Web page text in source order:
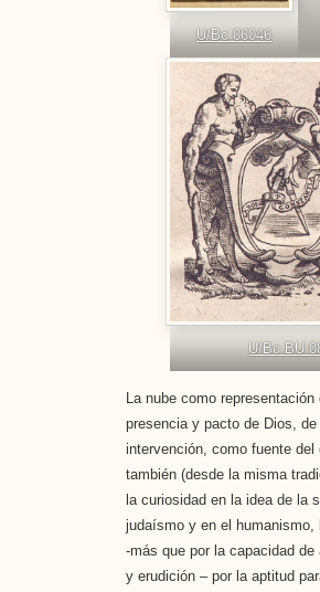
U/Bc 06046
U/Bc BU
La nube como
presencia y pacto de Dios,
intervención, como fuente
también (desde la misma
la curiosidad en la idea de la
judaísmo y en el humanismo,
-más que por la capacidad
y erudición – por la aptitud